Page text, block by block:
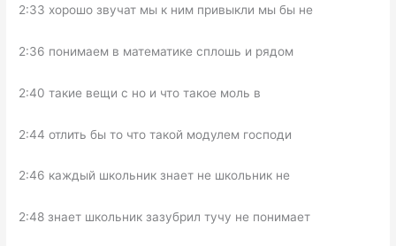
2:33 хорошо звучат мы к ним привыкли мы бы не
2:36 понимаем в математике сплошь и рядом
2:40 такие вещи с но и что такое моль в
2:44 отлить бы то что такой модулем господи
2:46 каждый школьник знает не школьник не
2:48 знает школьник зазубрил тучу не понимает